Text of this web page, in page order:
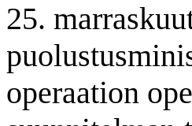
25.
operaation